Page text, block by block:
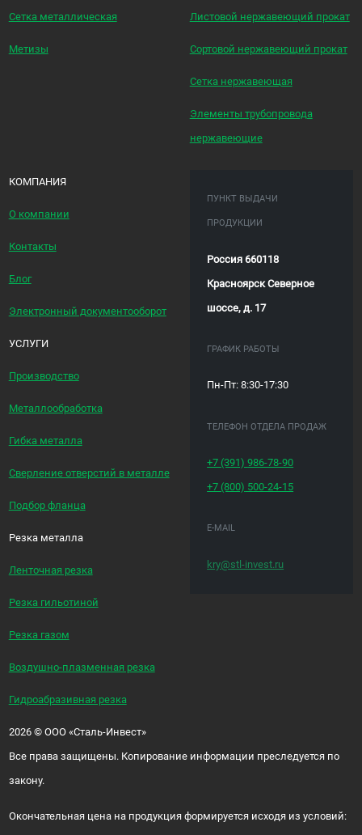
Сетка металлическая
Метизы
Листовой нержавеющий прокат
Сортовой нержавеющий прокат
Сетка нержавеющая
Элементы трубопровода
нержавеющие
КОМПАНИЯ
О компании
Контакты
Блог
Электронный документооборот
УСЛУГИ
Производство
Металлообработка
Гибка металла
Сверление отверстий в металле
Подбор фланца
Резка металла
Ленточная резка
Резка гильотиной
Резка газом
Воздушно-плазменная резка
Гидроабразивная резка
ПУНКТ ВЫДАЧИ
ПРОДУКЦИИ
Россия 660118
Красноярск Северное
шоссе, д. 17
ГРАФИК РАБОТЫ
Пн-Пт: 8:30-17:30
ТЕЛЕФОН ОТДЕЛА ПРОДАЖ
+7 (391)986-78-90
+7 (800) 500-24-15
E-MAIL
kry@stl-invest.ru
2026 ©ООО «Сталь-Инвест»
Все права защищены. Копирование информации преследуется по
закону.
Окончательная цена на продукция формируется исходя из условий: